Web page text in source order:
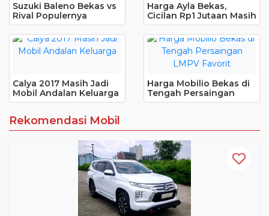
Suzuki Baleno Bekas vs
Rival Populernya
Harga Ayla Bekas,
Cicilan Rp1 Jutaan Masih
Dapat Tahun Muda?
Calya 2017 Masih Jadi
Mobil Andalan Keluarga
Harga Mobilio Bekas di
Tengah Persaingan
LMPV Favorit
Rekomendasi Mobil